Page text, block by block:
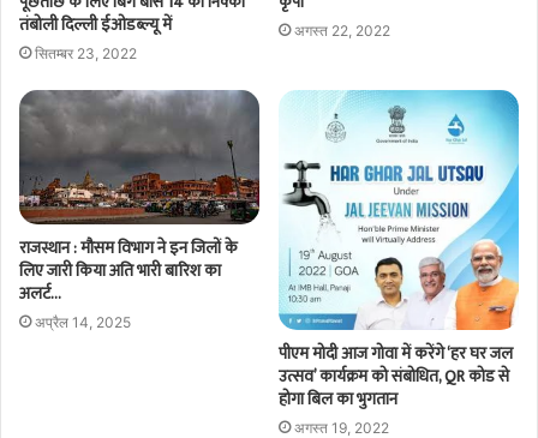
तंबोली दिल्ली ईओडब्ल्यू में
सितम्बर 23, 2022
अगस्त 22, 2022
राजस्थान : मौसम विभाग ने इन जिलों के
लिए जारी किया अति भारी बारिश का
अलर्ट…
अप्रैल 14, 2025
पीएम मोदी आज गोवा में करेंगे ‘हर घर जल
उत्सव’ कार्यक्रम को संबोधित, QR कोड से
होगा बिल का भुगतान
अगस्त 19, 2022